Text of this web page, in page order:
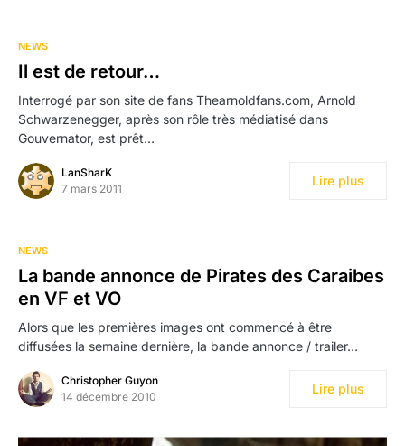
NEWS
Il est de retour…
Interrogé par son site de fans Thearnoldfans.com, Arnold
Schwarzenegger, après son rôle très médiatisé dans
Gouvernator, est prêt…
LanSharK
7 mars 2011
Lire plus
NEWS
La bande annonce de Pirates des Caraibes
en VF et VO
Alors que les premières images ont commencé à être
diffusées la semaine dernière, la bande annonce / trailer…
Christopher Guyon
14 décembre 2010
Lire plus